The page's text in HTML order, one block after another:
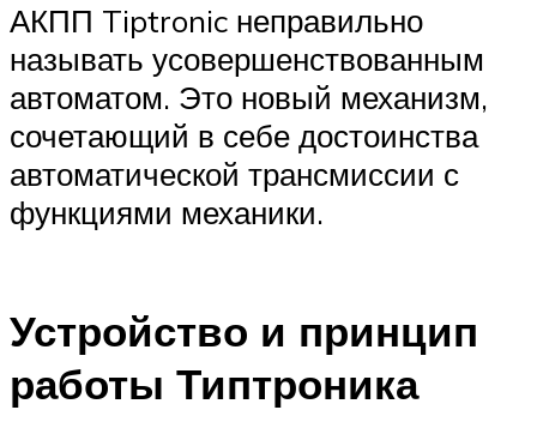
АКПП Tiptronic неправильно
называть усовершенствованным
автоматом. Это новый механизм,
сочетающий в себе достоинства
автоматической трансмиссии с
функциями механики.
Устройство и принцип
работы Типтроника